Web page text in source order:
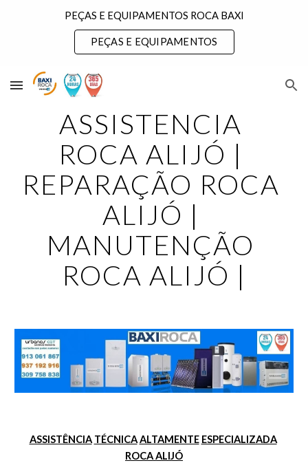
Skip to main content
PEÇAS E EQUIPAMENTOS ROCA BAXI
PEÇAS E EQUIPAMENTOS
ASSISTENCIA
ROCA ALIJÓ |
REPARAÇÃO ROCA
ALIJÓ |
MANUTENÇÃO
ROCA ALIJÓ |
ASSISTÊNCIA TÉCNICA ALTAMENTE ESPECIALIZADA
ROCA ALIJÓ